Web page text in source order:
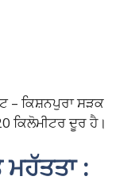
– ਕਿਸ਼ਨਪੁਰਾ ਸੜਕ
ਕਿਲੋਮੀਟਰ ਦੂਰ ਹੈ।
: